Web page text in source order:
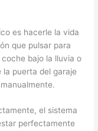
es hacerle la vida
que pulsar para
bajo la lluvia o
la puerta del garaje
el sistema
perfectamente